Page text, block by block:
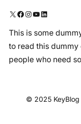
X Facebook Instagram YouTube LinkedIn
This is some
to read this
people who need
© 2025 KeyBlog